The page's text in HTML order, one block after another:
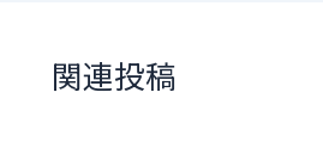
関連投稿